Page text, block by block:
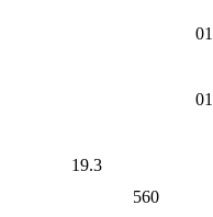
01
01
19.3
560